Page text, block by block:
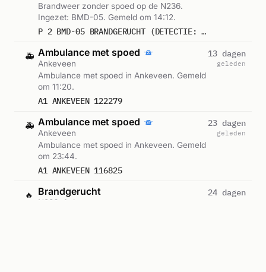
Brandweer zonder spoed op de N236.
Ingezet: BMD-05. Gemeld om 14:12.
P 2 BMD-05 BRANDGERUCHT (DETECTIE: ROOK/HITTE) HOTEL ANKEVEEN N236 - LOODIJK ANKEVEEN 134531
🚑 Ambulance met spoed
Ankeveen
Ambulance met spoed in Ankeveen. Gemeld
om 11:20.
A1 ANKEVEEN 122279
13 dagen
geleden
🚑 Ambulance met spoed
Ankeveen
Ambulance met spoed in Ankeveen. Gemeld
om 23:44.
A1 ANKEVEEN 116825
23 dagen
geleden
🔥 Brandgerucht
N236, Ankeveen
24 dagen